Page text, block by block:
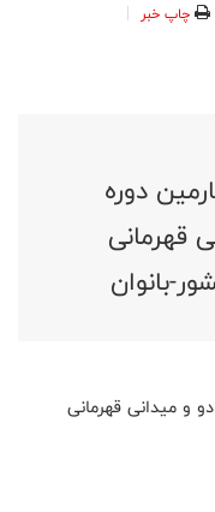
چاپ خبر
دوره
قهرمانی
بانوان
و میدانی قهرمانی